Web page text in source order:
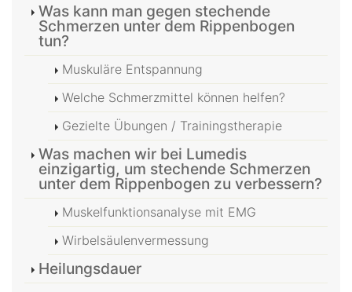
Was kann man gegen stechende
Schmerzen unter dem Rippenbogen
tun?
Muskuläre Entspannung
Welche Schmerzmittel können helfen?
Gezielte Übungen / Trainingstherapie
Was machen wir bei Lumedis
einzigartig, um stechende Schmerzen
unter dem Rippenbogen zu verbessern?
Muskelfunktionsanalyse mit EMG
Wirbelsäulenvermessung
Heilungsdauer